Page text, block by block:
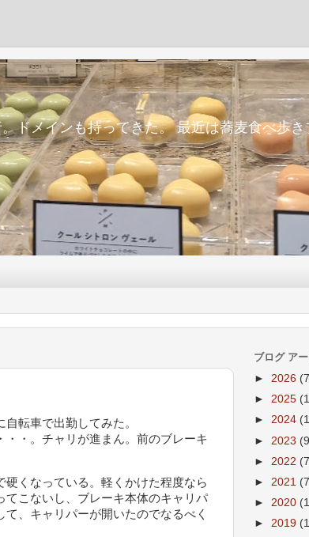
ドメインも持ってきた。 最近は蕎麦食べ歩き
転車で出勤してみた。
・。チャリが進まん。前のブレーキ
くなっている。軽くかけた程度なら
てこないし、ブレーキ本体のキャリパ
、キャリパーが開いたのでなるべく
ブログ ア
► 2026
► 2025
► 2024
► 2023
► 2022
► 2021
► 2020
► 2019